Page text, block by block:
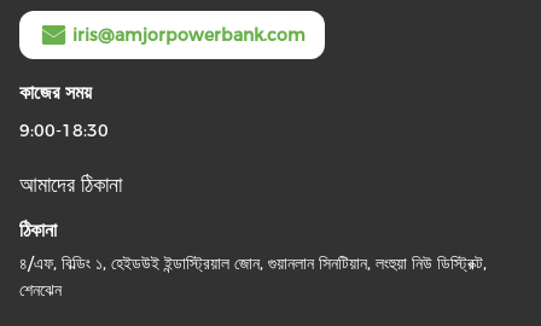
iris@amjorpowerbank.com
কাজের সময়
9:00-18:30
আমাদের ঠিকানা
ঠিকানা
৪/এফ, বিল্ডিং ১, হেইডউই ইন্ডাস্ট্রিয়াল জোন, গুয়ানলান সিনটিয়ান, লংহুয়া নিউ ডিস্ট্রিক্ট,
শেনঝেন